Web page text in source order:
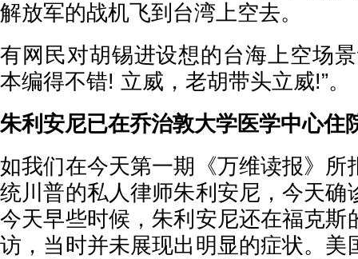
解放军的战机飞到台湾上空去。
有网民对胡锡进设想的台海上空场
本编得不错! 立威，老胡带头立威!”。
朱利安尼已在乔治敦大学医学中心住
如我们在今天第一期《万维读报》所
统川普的私人律师朱利安尼，今天确
今天早些时候，朱利安尼还在福克斯
访，当时并未展现出明显的症状。美